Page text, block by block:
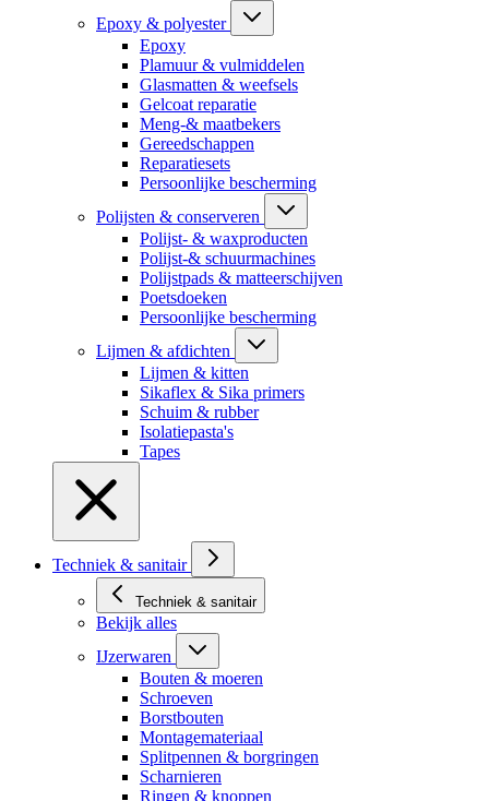
Epoxy & polyester
Epoxy
Plamuur & vulmiddelen
Glasmatten & weefsels
Gelcoat reparatie
Meng-& maatbekers
Gereedschappen
Reparatiesets
Persoonlijke bescherming
Polijsten & conserveren
Polijst- & waxproducten
Polijst-& schuurmachines
Polijstpads & matteerschijven
Poetsdoeken
Persoonlijke bescherming
Lijmen & afdichten
Lijmen & kitten
Sikaflex & Sika primers
Schuim & rubber
Isolatiepasta's
Tapes
Techniek & sanitair
Techniek & sanitair
Bekijk alles
IJzerwaren
Bouten & moeren
Schroeven
Borstbouten
Montagemateriaal
Splitpennen & borgringen
Scharnieren
Ringen & knoppen